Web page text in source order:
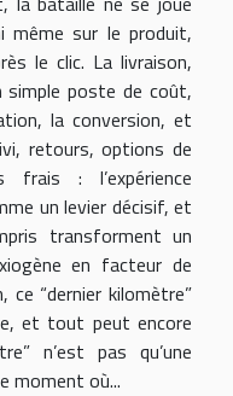
même sur le produit,
le clic. La livraison,
poste de coût,
la conversion, et
retours, options de
frais : l’expérience
un levier décisif, et
transforment un
en facteur de
ce “dernier kilomètre”
et tout peut encore
n’est pas qu’une
moment où...